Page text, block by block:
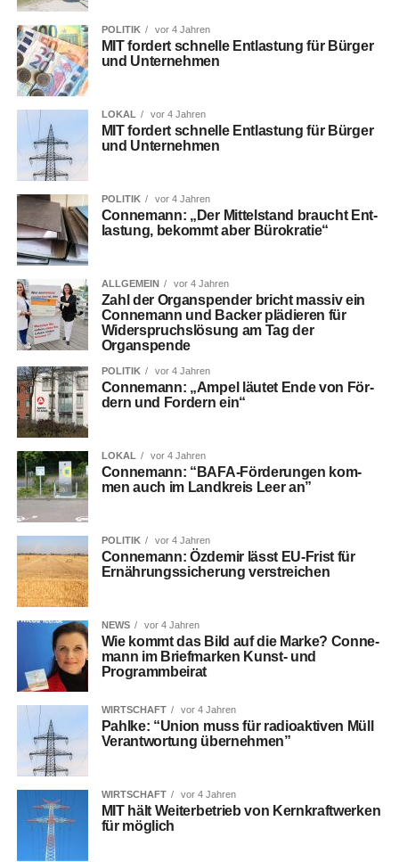
POLITIK vor 4 Jahren
MIT for­dert schnel­le Ent­las­tung für Bür­ger
und Unternehmen
LOKAL vor 4 Jahren
MIT for­dert schnel­le Ent­las­tung für Bür­ger
und Unternehmen
POLITIK vor 4 Jahren
Con­ne­mann: „Der Mit­tel­stand braucht Ent­
las­tung, bekommt aber Bürokratie“
ALLGEMEIN vor 4 Jahren
Zahl der Organ­spen­der bricht mas­siv ein
Con­ne­mann und Back­er plä­die­ren für
Wider­spruchs­lö­sung am Tag der
Organspende
POLITIK vor 4 Jahren
Con­ne­mann: „Ampel läu­tet Ende von För­
dern und For­dern ein“
LOKAL vor 4 Jahren
Con­ne­mann: “BAFA-För­de­run­gen kom­
men auch im Land­kreis Leer an”
POLITIK vor 4 Jahren
Con­ne­mann: Özd­emir lässt EU-Frist für
Ernäh­rungs­si­che­rung verstreichen
NEWS vor 4 Jahren
Wie kommt das Bild auf die Mar­ke? Con­ne­
mann im Brief­mar­ken Kunst- und
Programmbeirat
WIRTSCHAFT vor 4 Jahren
Pahl­ke: “Uni­on muss für radio­ak­ti­ven Müll
Ver­ant­wor­tung übernehmen”
WIRTSCHAFT vor 4 Jahren
MIT hält Wei­ter­be­trieb von Kern­kraft­wer­ken
für möglich